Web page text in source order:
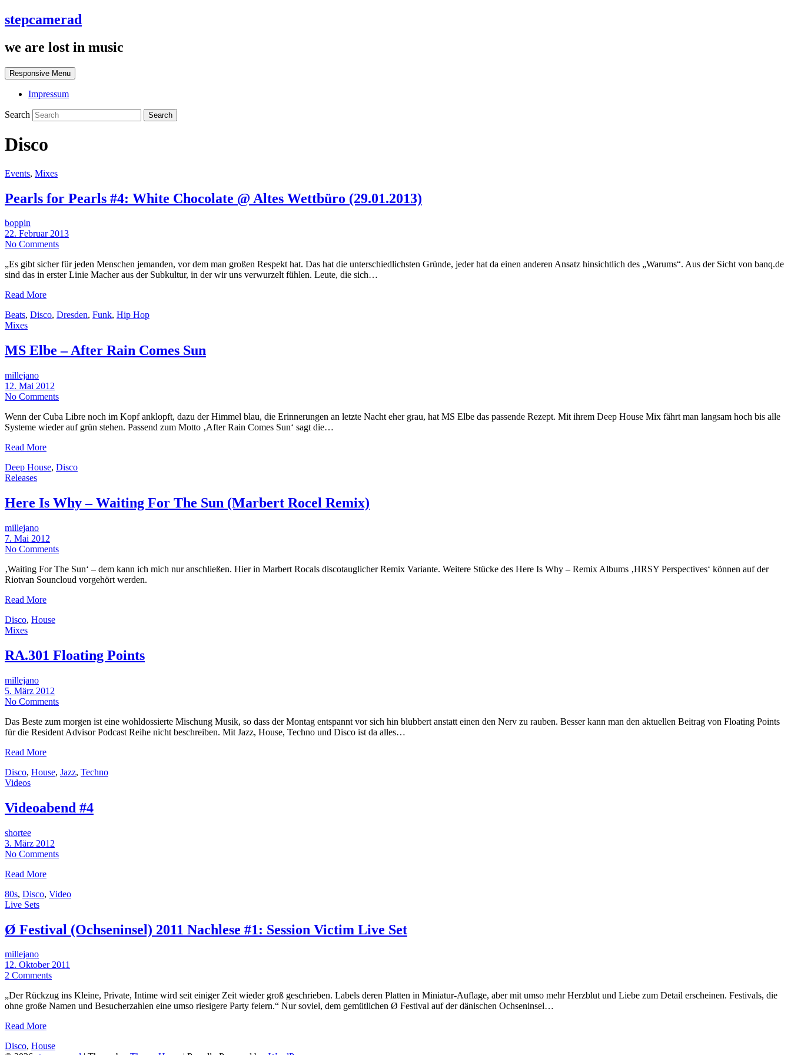
stepcamerad
we are lost in music
Responsive Menu
Impressum
Search
Disco
Events, Mixes
Pearls for Pearls #4: White Chocolate @ Altes Wettbüro (29.01.2013)
boppin
22. Februar 2013
No Comments
„Es gibt sicher für jeden Menschen jemanden, vor dem man großen Respekt hat. Das hat die unterschiedlichsten Gründe, jeder hat da einen anderen Ansatz hinsichtlich des „Warums“. Aus der Sicht von banq.de
sind das in erster Linie Macher aus der Subkultur, in der wir uns verwurzelt fühlen. Leute, die sich…
Read More
Beats, Disco, Dresden, Funk, Hip Hop
Mixes
MS Elbe – After Rain Comes Sun
millejano
12. Mai 2012
No Comments
Wenn der Cuba Libre noch im Kopf anklopft, dazu der Himmel blau, die Erinnerungen an letzte Nacht eher grau, hat MS Elbe das passende Rezept. Mit ihrem Deep House Mix fährt man langsam hoch bis alle
Systeme wieder auf grün stehen. Passend zum Motto ‚After Rain Comes Sun‘ sagt die…
Read More
Deep House, Disco
Releases
Here Is Why – Waiting For The Sun (Marbert Rocel Remix)
millejano
7. Mai 2012
No Comments
‚Waiting For The Sun‘ – dem kann ich mich nur anschließen. Hier in Marbert Rocals discotauglicher Remix Variante. Weitere Stücke des Here Is Why – Remix Albums ‚HRSY Perspectives‘ können auf der
Riotvan Souncloud vorgehört werden.
Read More
Disco, House
Mixes
RA.301 Floating Points
millejano
5. März 2012
No Comments
Das Beste zum morgen ist eine wohldossierte Mischung Musik, so dass der Montag entspannt vor sich hin blubbert anstatt einen den Nerv zu rauben. Besser kann man den aktuellen Beitrag von Floating Points
für die Resident Advisor Podcast Reihe nicht beschreiben. Mit Jazz, House, Techno und Disco ist da alles…
Read More
Disco, House, Jazz, Techno
Videos
Videoabend #4
shortee
3. März 2012
No Comments
Read More
80s, Disco, Video
Live Sets
Ø Festival (Ochseninsel) 2011 Nachlese #1: Session Victim Live Set
millejano
12. Oktober 2011
2 Comments
„Der Rückzug ins Kleine, Private, Intime wird seit einiger Zeit wieder groß geschrieben. Labels deren Platten in Miniatur-Auflage, aber mit umso mehr Herzblut und Liebe zum Detail erscheinen. Festivals, die
ohne große Namen und Besucherzahlen eine umso riesigere Party feiern.“ Nur soviel, dem gemütlichen Ø Festival auf der dänischen Ochseninsel…
Read More
Disco, House